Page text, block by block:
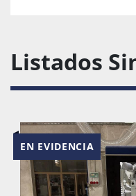
N° 1 prueba de
salidas para taladros
Grupo envolvente
de 360°
Bordes aplicables en
mm
Altura máxima de
Listados
EN EVIDENCIA